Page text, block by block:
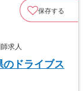
保存する
求人
のドライブス